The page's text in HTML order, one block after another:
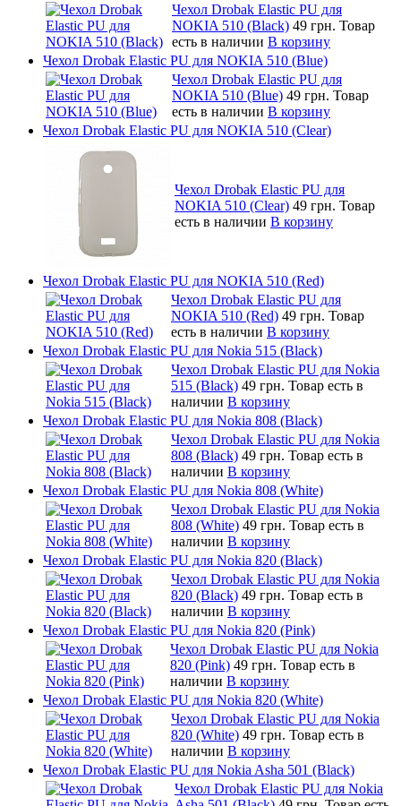
Чехол Drobak Elastic PU для
NOKIA 510 (Black) 49 грн. Товар
есть в наличии В корзину
Чехол Drobak Elastic PU для NOKIA 510 (Blue)
Чехол Drobak Elastic PU для
NOKIA 510 (Blue) 49 грн. Товар
есть в наличии В корзину
Чехол Drobak Elastic PU для NOKIA 510 (Clear)
Чехол Drobak Elastic PU для
NOKIA 510 (Clear) 49 грн. Товар
есть в наличии В корзину
Чехол Drobak Elastic PU для NOKIA 510 (Red)
Чехол Drobak Elastic PU для
NOKIA 510 (Red) 49 грн. Товар
есть в наличии В корзину
Чехол Drobak Elastic PU для Nokia 515 (Black)
Чехол Drobak Elastic PU для Nokia
515 (Black) 49 грн. Товар есть в
наличии В корзину
Чехол Drobak Elastic PU для Nokia 808 (Black)
Чехол Drobak Elastic PU для Nokia
808 (Black) 49 грн. Товар есть в
наличии В корзину
Чехол Drobak Elastic PU для Nokia 808 (White)
Чехол Drobak Elastic PU для Nokia
808 (White) 49 грн. Товар есть в
наличии В корзину
Чехол Drobak Elastic PU для Nokia 820 (Black)
Чехол Drobak Elastic PU для Nokia
820 (Black) 49 грн. Товар есть в
наличии В корзину
Чехол Drobak Elastic PU для Nokia 820 (Pink)
Чехол Drobak Elastic PU для Nokia
820 (Pink) 49 грн. Товар есть в
наличии В корзину
Чехол Drobak Elastic PU для Nokia 820 (White)
Чехол Drobak Elastic PU для Nokia
820 (White) 49 грн. Товар есть в
наличии В корзину
Чехол Drobak Elastic PU для Nokia Asha 501 (Black)
Чехол Drobak Elastic PU для Nokia